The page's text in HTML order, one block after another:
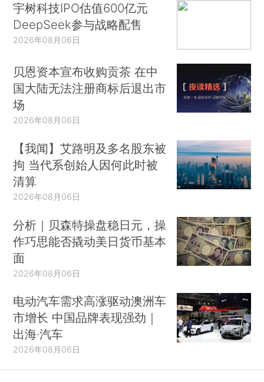
宇树科技IPO估值600亿元
DeepSeek参与战略配售
2026年08月06日
贝恩资本宣布收购贡茶 在中
国大陆无法注册商标后退出市
场
2026年08月06日
【我闻】艾路明及多名股东被
拘 当代系创始人因何此时被
清算
2026年08月06日
分析｜贝森特操盘稳日元，操
作巧思能否撬动美日货币基本
面
2026年08月06日
电动汽车需求高涨驱动澳洲车
市增长 中国品牌表现强劲｜
出海·汽车
2026年08月06日